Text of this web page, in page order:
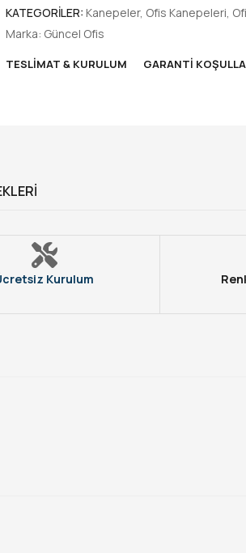
KATEGORILER: Kanepeler, Ofis Kanepeleri
Marka: Güncel Ofis
TESLIMAT & KURULUM GARANTI
Kurulum